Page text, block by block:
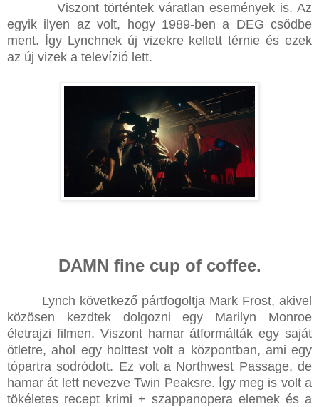
Viszont történtek váratlan események is. Az
egyik ilyen az volt, hogy 1989-ben a DEG csődbe
ment. Így Lynchnek új vizekre kellett térnie és ezek
az új vizek a televízió lett.
DAMN fine cup of coffee.
Lynch következő pártfogoltja Mark Frost, akivel
közösen kezdtek dolgozni egy Marilyn Monroe
életrajzi filmen. Viszont hamar átformálták egy saját
ötletre, ahol egy holttest volt a központban, ami egy
tópartra sodródott. Ez volt a Northwest Passage, de
hamar át lett nevezve Twin Peaksre. Így meg is volt a
tökéletes recept krimi + szappanopera elemek és a